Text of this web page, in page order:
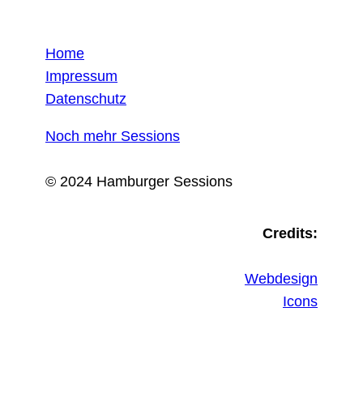
Home
Impressum
Datenschutz
Noch mehr Sessions
© 2024 Hamburger Sessions
Credits:
Webdesign
Icons